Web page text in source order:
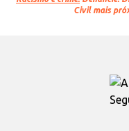
Civil mais